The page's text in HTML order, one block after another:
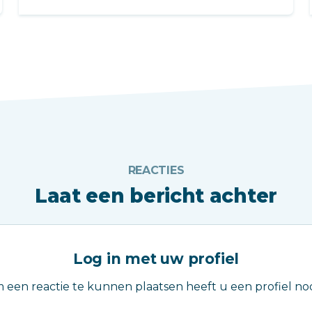
REACTIES
Laat een bericht achter
Log in met uw profiel
een reactie te kunnen plaatsen heeft u een profiel